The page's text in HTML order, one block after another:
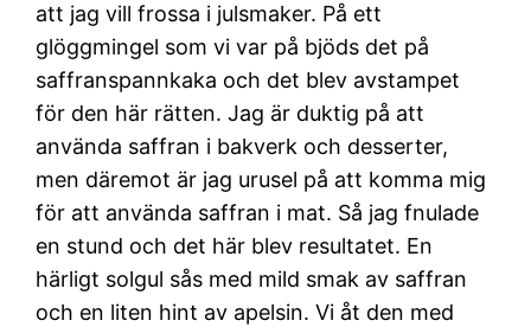
att jag vill frossa i julsmaker. På ett
glöggmingel som vi var på bjöds det på
saffranspannkaka och det blev avstampet
för den här rätten. Jag är duktig på att
använda saffran i bakverk och desserter,
men däremot är jag urusel på att komma mig
för att använda saffran i mat. Så jag fnulade
en stund och det här blev resultatet. En
härligt solgul sås med mild smak av saffran
och en liten hint av apelsin. Vi åt den med